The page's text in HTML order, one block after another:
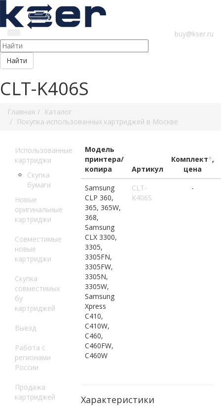
buy@kser.ru
Найти
CLT-K406S
Главная
Каталог
Покупка использованных картриджей в Москве
Использованные
картриджи
Скупка
бумаги
Новые
оригинальные
картриджи
Совместимые
новые
картриджи
Скупка
совместимых
бу
картриджей
Выезд
Работа с
регионами
России
Продажа
картриджей
Модель
принтера/
копира
Артикул
Комплект*,
цена
Samsung
CLP 360,
365, 365W,
368,
Samsung
CLX 3300,
3305,
3305FN,
3305FW,
3305N,
3305W,
Samsung
Xpress
C410,
C410W,
C460,
C460FW,
C460W
CLT-
K406S
-
Характеристики